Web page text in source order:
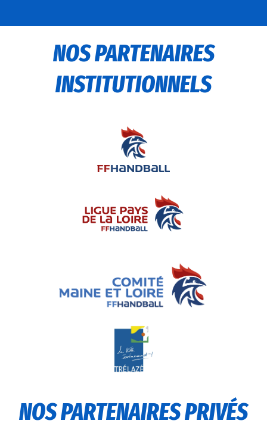
NOS PARTENAIRES
INSTITUTIONNELS
NOS PARTENAIRES PRIVÉS